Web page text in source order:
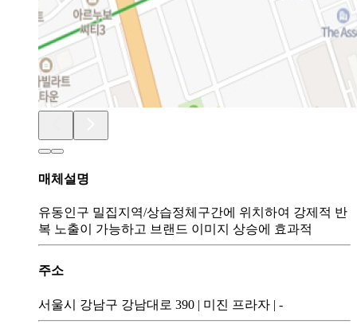
매체설명
유동인구 밀집지역/상습정체구간에 위치하여 강제적 반
복 노출이 가능하고 브랜드 이미지 상승에 효과적
주소
서울시 강남구 강남대로 390 | 미진 프라자 | -